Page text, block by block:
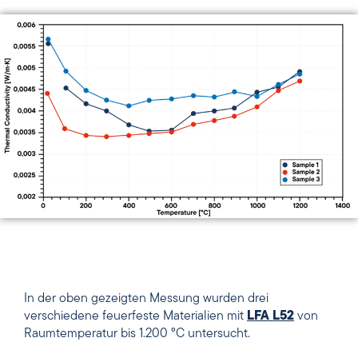
In der oben gezeigten Messung wurden drei
verschiedene feuerfeste Materialien mit LFA L52 von
Raumtemperatur bis 1.200 °C untersucht.